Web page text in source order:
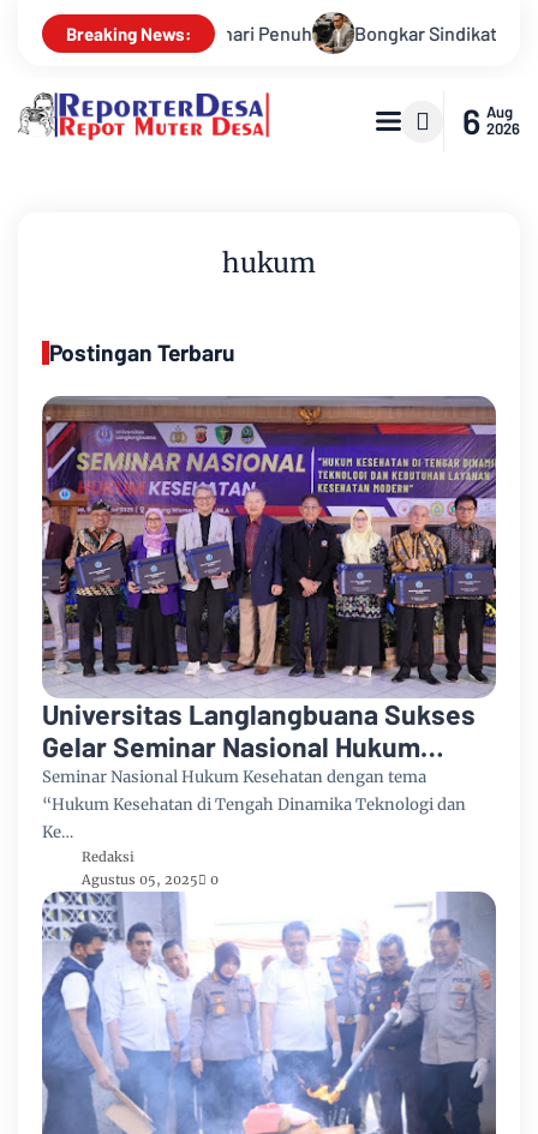
Breaking News:
Gratis Sehari Penuh Bongkar Sindikat Buzzer Penyebar
6 Aug
2026
hukum
Postingan Terbaru
Universitas Langlangbuana Sukses
Gelar Seminar Nasional Hukum
Kesehatan di Era Digital
Seminar Nasional Hukum Kesehatan dengan tema
“Hukum Kesehatan di Tengah Dinamika Teknologi dan
Ke…
Redaksi
Agustus 05, 2025
0